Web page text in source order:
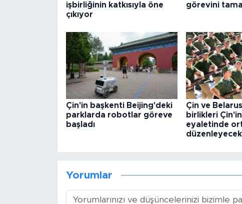
işbirliğinin katkısıyla öne
çıkıyor
görevini
Çin'in başkenti Beijing'deki
parklarda robotlar göreve
başladı
Çin ve
birlikleri
eyaletinde
düzenleyecek
Yorumlar